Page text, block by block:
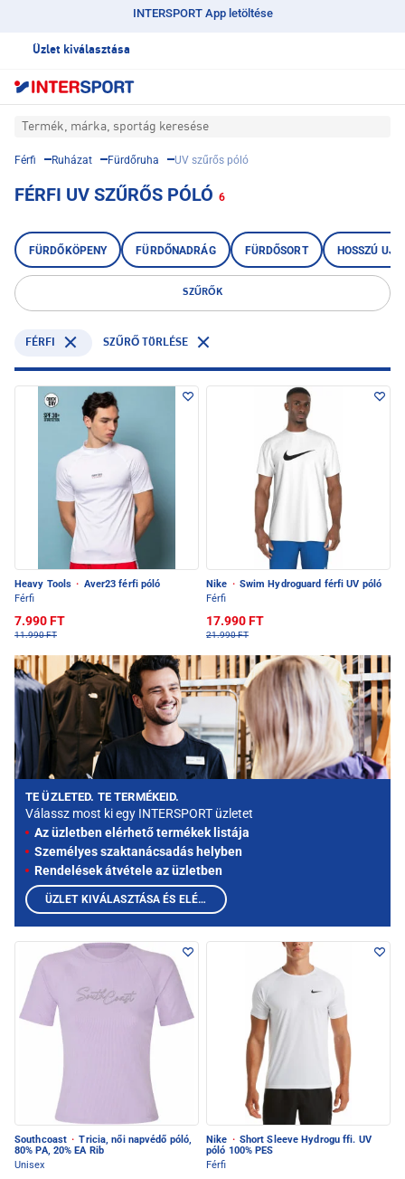
INTERSPORT App letöltése
Üzlet kiválasztása
Termék, márka, sportág keresése
Férfi Ruházat Fürdőruha UV szűrős póló
FÉRFI UV SZŰRŐS PÓLÓ 6
FÜRDŐKÖPENY FÜRDŐNADRÁG FÜRDŐSORT HOSSZÚ
SZŰRŐK
FÉRFI SZŰRŐ TÖRLÉSE
Heavy Tools · Aver23 férfi póló
Férfi
7.990 FT
11.990 FT
Nike · Swim Hydroguard férfi UV póló
Férfi
17.990 FT
21.990 FT
Southcoast · Tricia, női napvédő póló,
80% PA, 20% EA Rib
Unisex
Nike · Short Sleeve Hydrogu ffi. UV
póló 100% PES
Férfi
TE ÜZLETED. TE TERMÉKEID.
Válassz most ki egy INTERSPORT üzletet
Az üzletben elérhető termékek listája
Személyes szaktanácsadás helyben
Rendelések átvétele az üzletben
ÜZLET KIVÁLASZTÁSA ÉS ELÉRHETŐ TERMÉKEK MEGTEKINTÉSE